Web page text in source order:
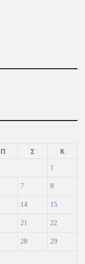
Π Σ Κ
1
7 8
14 15
21 22
28 29